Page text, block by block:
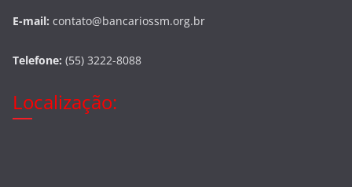
E-mail: contato@bancariossm.org.br
Telefone: (55) 3222-8088
Localização: